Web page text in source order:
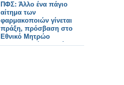
ΠΦΣ: Άλλο ένα πάγιο
αίτημα των
φαρμακοποιών γίνεται
πράξη, πρόσβαση στο
Εθνικό Μητρώο
Εμβολιασμών Ενηλίκων